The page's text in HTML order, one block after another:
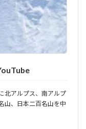
北アルプス、南アルプ
山、日本二百名山を中